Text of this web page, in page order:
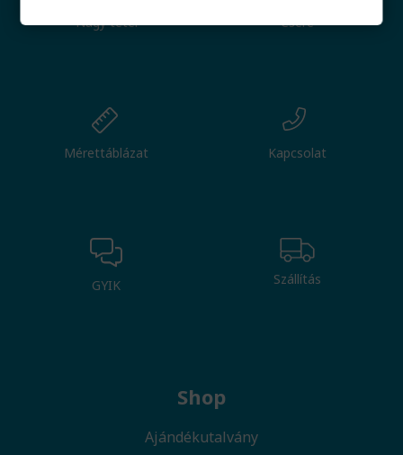
Nagy tétel Csere
Mérettáblázat Kapcsolat
GYIK Szállítás
Shop
Ajándékutalvány